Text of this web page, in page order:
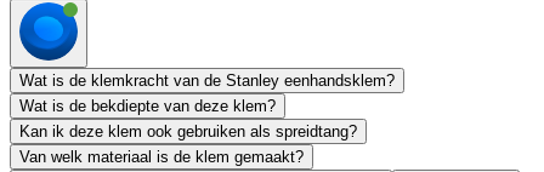
Wat is de klemkracht van de Stanley eenhandsklem?
Wat is de bekdiepte van deze klem?
Kan ik deze klem ook gebruiken als spreidtang?
Van welk materiaal is de klem gemaakt?